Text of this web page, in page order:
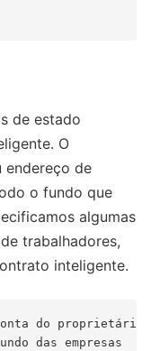
​​de estado
O
endereço de
o fundo que
algumas
trabalhadores,
inteligente.
do proprietário
das empresas